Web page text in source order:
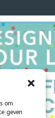
om
geven